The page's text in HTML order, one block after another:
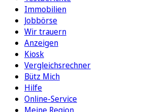
Immobilien
Jobbörse
Wir trauern
Anzeigen
Kiosk
Vergleichsrechner
Bütz Mich
Hilfe
Online-Service